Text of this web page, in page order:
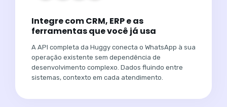
Integre com CRM, ERP e as
ferramentas que você já usa
A API completa da Huggy conecta o WhatsApp à sua
operação existente sem dependência de
desenvolvimento complexo. Dados fluindo entre
sistemas, contexto em cada atendimento.